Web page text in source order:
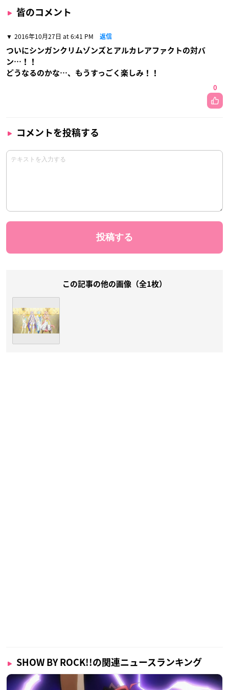
皆のコメント
2016年10月27日 at 6:41 PM 返信
ついにシンガンクリムゾンズとアルカレアファクトの対バ
ン…！！
どうなるのかな…、もうすっごく楽しみ！！
0
コメントを投稿する
この記事の他の画像（全1枚）
SHOW BY ROCK!!の関連ニュースランキング